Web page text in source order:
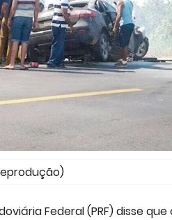
Federal (PRF) disse